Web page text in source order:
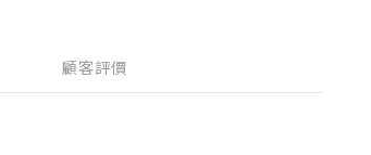
顧客評價